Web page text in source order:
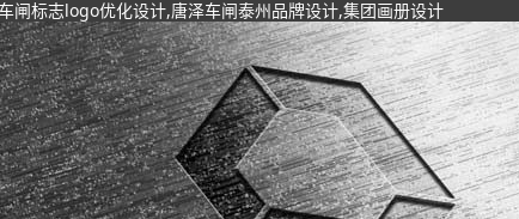
闸标志logo优化设计,唐泽车闸泰州品牌设计,集团画册设计